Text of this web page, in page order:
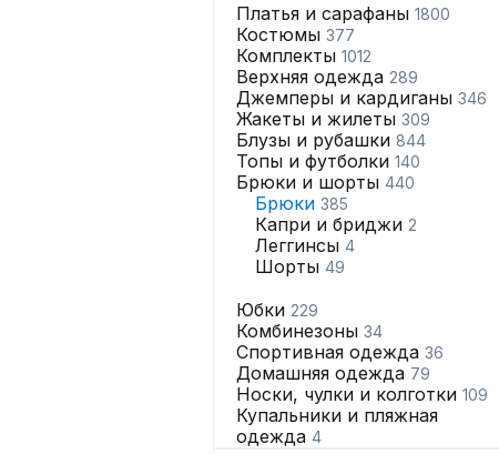
Платья и сарафаны 1800
Костюмы 377
Комплекты 1012
Верхняя одежда 289
Джемперы и кардиганы 346
Жакеты и жилеты 309
Блузы и рубашки 844
Топы и футболки 140
Брюки и шорты 440
Брюки 385
Капри и бриджи 2
Леггинсы 4
Шорты 49
Юбки 229
Комбинезоны 34
Спортивная одежда 36
Домашняя одежда 79
Носки, чулки и колготки 109
Купальники и пляжная
одежда 4